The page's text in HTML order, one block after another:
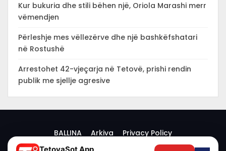
Kur bukuria dhe stili bëhen një, Oriola Marashi merr
vëmendjen
Përleshje mes vëllezërve dhe një bashkëfshatari
në Rostushë
Arrestohet 42-vjeçarja në Tetovë, prishi rendin
publik me sjellje agresive
BALLINA Arkiva Privacy Policy